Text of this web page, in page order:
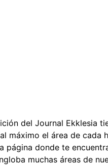
del Journal Ekklesia
máximo el área de cada
página donde te
muchas áreas de